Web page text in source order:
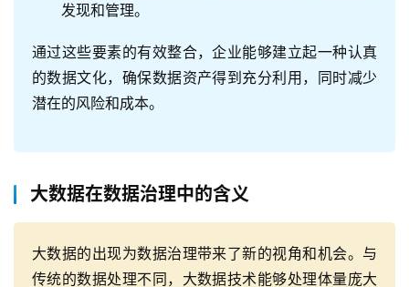
发现和管理。
通过这些要素的有效整合，企业能够建立起一种认真
的数据文化，确保数据资产得到充分利用，同时减少
潜在的风险和成本。
大数据在数据治理中的含义
大数据的出现为数据治理带来了新的视角和机会。与
传统的数据处理不同，大数据技术能够处理体量庞大